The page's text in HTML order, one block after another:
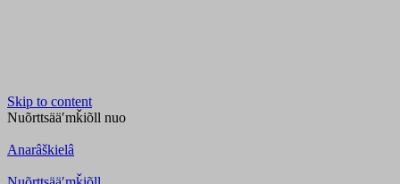
Skip to content
Nuõrttsääʹmǩiõll nuo
Anarâškielâ